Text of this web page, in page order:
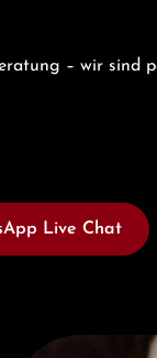
– wir sind
Live Chat
Jetzt Beraten